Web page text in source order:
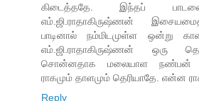
கிடைத்ததே. இந்தப்
எம்.ஜி.ராதாகிருஷ்ணன்
பாடினால் நம்மிடமுள்ள ஒன்று
எம்.ஜி.ராதாகிருஷ்ணன் ஒரு
சொன்னதாக மலையாள நண்பன்
ராகமும் தாளமும் தெரியாதே. என்ன
Reply